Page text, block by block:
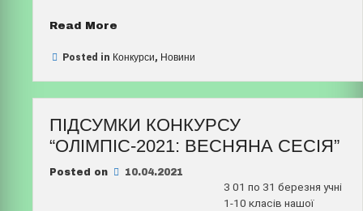
Read More
Інтернет
Posted in Конкурси, Новини
ПІДСУМКИ КОНКУРСУ
“ОЛІМПІС-2021: ВЕСНЯНА СЕСІЯ”
Posted on 10.04.2021
З 01 по 31 березня учні
1-10 класів нашої